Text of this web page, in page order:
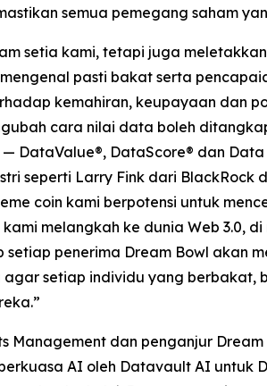
semua pemegang saham
setia kami, tetapi juga
pasti bakat serta
kemahiran, keupayaan dan
cara nilai data boleh
DataScore® dan
seperti Larry Fink dari
coin kami berpotensi untuk
melangkah ke dunia Web 3.0,
penerima Dream Bowl akan
setiap individu yang berbakat,
dan penganjur
AI oleh Datavault AI